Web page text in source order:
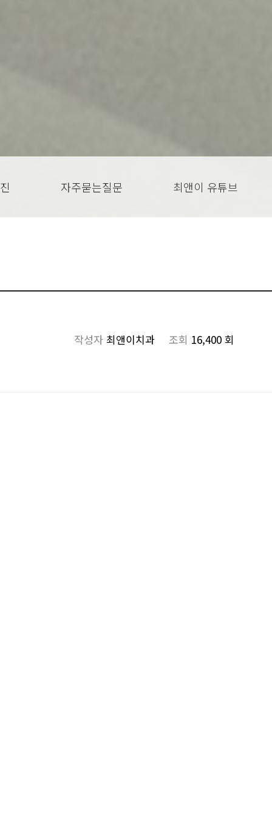
자주묻는질문 최앤이 유튜브
작성자최앤이치과 조회 16,400 회